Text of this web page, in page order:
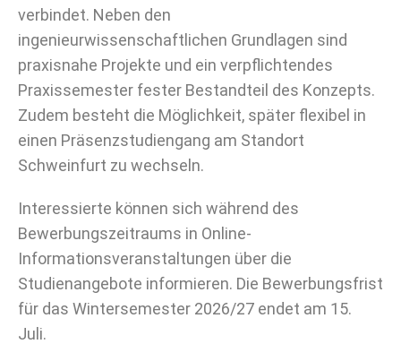
verbindet. Neben den
ingenieurwissenschaftlichen Grundlagen sind
praxisnahe Projekte und ein verpflichtendes
Praxissemester fester Bestandteil des Konzepts.
Zudem besteht die Möglichkeit, später flexibel in
einen Präsenzstudiengang am Standort
Schweinfurt zu wechseln.
Interessierte können sich während des
Bewerbungszeitraums in Online-
Informationsveranstaltungen über die
Studienangebote informieren. Die Bewerbungsfrist
für das Wintersemester 2026/27 endet am 15.
Juli.